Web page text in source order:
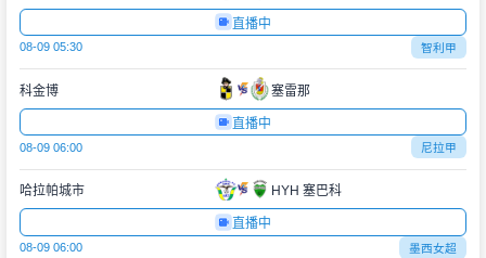
直播中
08-09 05:30 智利甲
科金博 塞雷那
直播中
08-09 06:00 尼拉甲
哈拉帕城市 HYH 塞巴科
直播中
08-09 06:00 墨西女超